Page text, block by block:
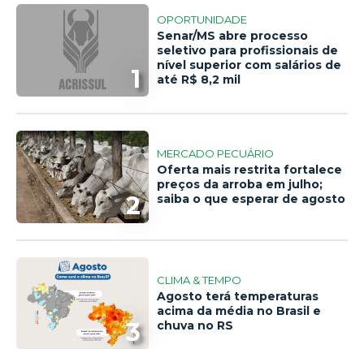
1
OPORTUNIDADE
Senar/MS abre processo
seletivo para profissionais de
nível superior com salários de
até R$ 8,2 mil
2
MERCADO PECUÁRIO
Oferta mais restrita fortalece
preços da arroba em julho;
saiba o que esperar de agosto
3
CLIMA & TEMPO
Agosto terá temperaturas
acima da média no Brasil e
chuva no RS